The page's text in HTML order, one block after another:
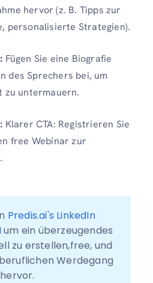
hervor (z. B. Tipps zur
personalisierte Strategien).
Fügen Sie eine Biografie
des Sprechers bei, um
zu untermauern.
Klarer CTA: Registrieren Sie
free Webinar zur
Predis.ai's LinkedIn
um ein überzeugendes
zu erstellen,free, und
Werdegang
hervor.